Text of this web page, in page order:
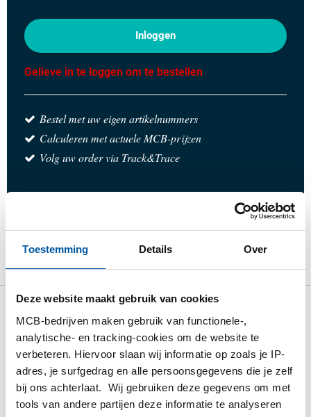
Toestemming Details Over
Deze website maakt gebruik van cookies
MCB-bedrijven maken gebruik van functionele-,
analytische- en tracking-cookies om de website te
verbeteren. Hiervoor slaan wij informatie op zoals je IP-
adres, je surfgedrag en alle persoonsgegevens die je zelf
bij ons achterlaat. Wij gebruiken deze gegevens om met
tools van andere partijen deze informatie te analyseren
Inloggen
Gelieve in te loggen om te bestellen
Bestel met uw eigen artikelnummers
Calculeren met actuele MCB-prijzen
Volg uw order via Track&Trace
Downloads Specificaties
Bruto prijslijst: Rvs uitgelast T-
stuk 1.4307 type A
Prijzen in Euro per: 0 Stuks